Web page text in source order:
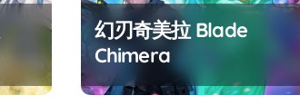
幻刃奇美拉 Blade
Chimera